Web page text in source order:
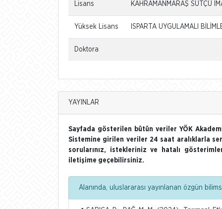
Lisans KAHRAMANMARAŞ SÜTÇÜ
Yüksek Lisans ISPARTA UYGULAMALI
Doktora
YAYINLAR
Sayfada gösterilen bütün veriler YÖK
Sistemine girilen veriler 24 saat aralıklarla
sorularınız, istekleriniz ve hatalı
iletişime geçebilirsiniz.
Alanında, uluslararası yayınlanan özgün